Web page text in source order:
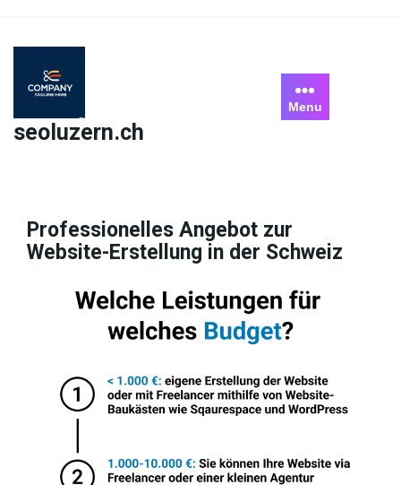
content
seoluzern.ch
Menu
Professionelles Angebot zur
Website-Erstellung in der Schweiz